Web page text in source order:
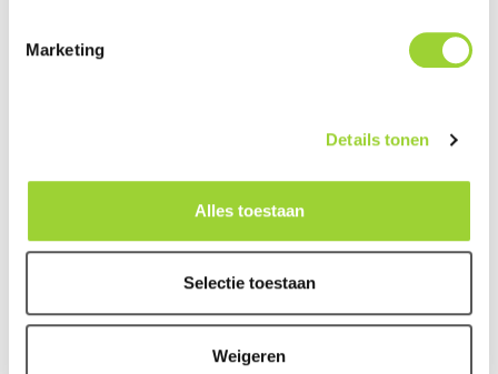
Marketing
Details tonen
Alles toestaan
Selectie toestaan
Weigeren
Uitgerust met de Audio System R08 FLAT EVO2
Frequentiebereik: 25 - 250 Hz
Impedantie: 4 OHM
Robuuste conus gemaakt van papiermembraan
Subwoofer uitgerust met meerdere ventilatiesystemen
voor optimale prestaties